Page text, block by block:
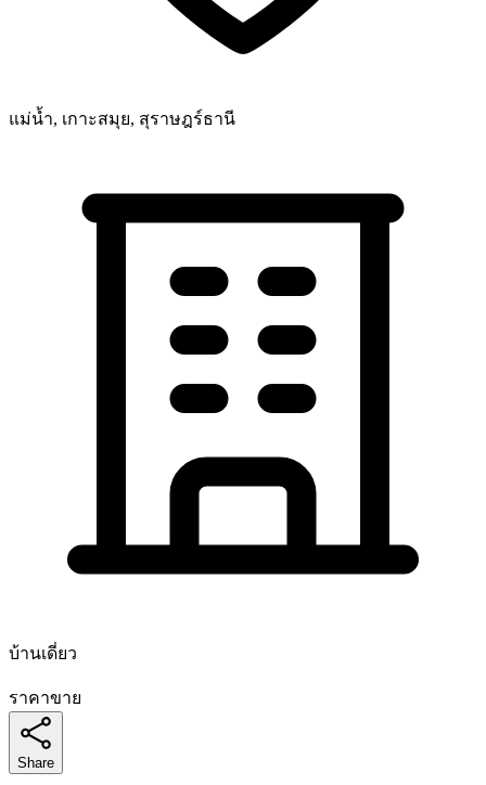
แม่น้ำ, เกาะสมุย, สุราษฎร์ธานี
บ้านเดี่ยว
ราคาขาย
Share